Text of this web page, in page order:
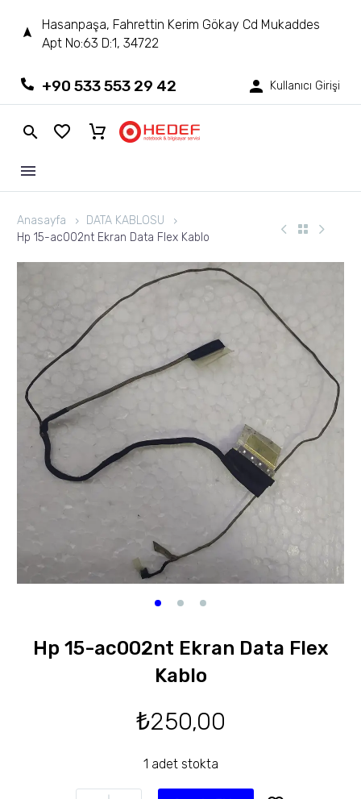
Hasanpaşa, Fahrettin Kerim Gökay Cd Mukaddes
Apt No:63 D:1, 34722
+90 533 553 29 42 Kullanıcı Girişi
Anasayfa
DATA KABLOSU
Hp 15-ac002nt Ekran Data Flex Kablo
Hp 15-ac002nt Ekran Data Flex
Kablo
₺250,00
1 adet stokta